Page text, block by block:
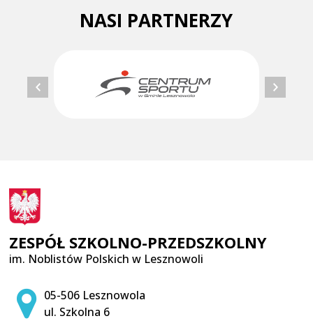
NASI PARTNERZY
ZESPÓŁ SZKOLNO-PRZEDSZKOLNY
im. Noblistów Polskich w Lesznowoli
Adres pocztowy:
05-506 Lesznowola
ul. Szkolna 6